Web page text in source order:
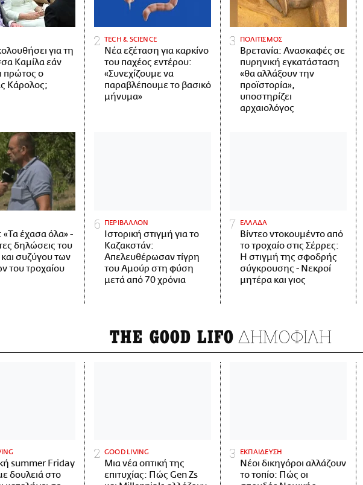
για τη
Καμίλα εάν
πρώτος ο
Κάρολος;
ΤECH & SCIENCE
Νέα εξέταση για καρκίνο
του παχέος εντέρου:
«Συνεχίζουμε να
παραβλέπουμε το βασικό
μήνυμα»
ΠΟΛΙΤΙΣΜΟΣ
Βρετανία: Ανασκαφές σε
πυρηνική εγκατάσταση
«θα αλλάξουν την
προϊστορία»,
υποστηρίζει
αρχαιολόγος
«Τα έχασα όλα» -
δηλώσεις του
συζύγου των
του τροχαίου
ΠΕΡΙΒΑΛΛΟΝ
Ιστορική στιγμή για το
Καζακστάν:
Απελευθέρωσαν τίγρη
του Αμούρ στη φύση
μετά από 70 χρόνια
ΕΛΛΑΔΑ
Βίντεο ντοκουμέντο από
το τροχαίο στις Σέρρες:
Η στιγμή της σφοδρής
σύγκρουσης - Νεκροί
μητέρα και γιος
THE GOOD LIFO ΔΗΜΟΦΙΛΗ
summer Friday
δουλειά στο
GOOD LIVING
Μια νέα οπτική της
επιτυχίας: Πώς Gen Zs
ΕΚΠΑΙΔΕΥΣΗ
Νέοι δικηγόροι αλλάζουν
το τοπίο: Πώς οι